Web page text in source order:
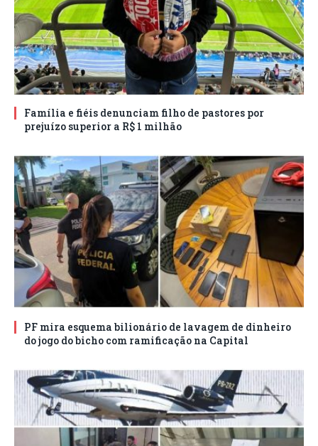
Família e fiéis denunciam filho de pastores por
prejuízo superior a R$ 1 milhão
PF mira esquema bilionário de lavagem de dinheiro
do jogo do bicho com ramificação na Capital